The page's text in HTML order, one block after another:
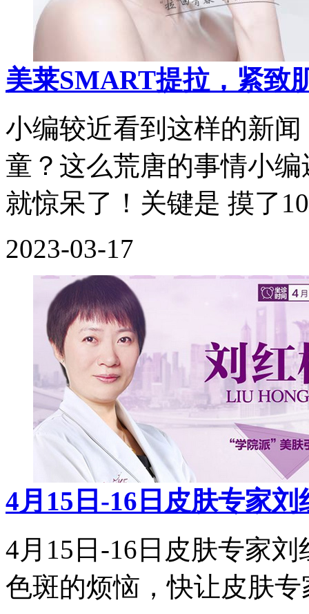
美莱SMART提拉，紧致
小编较近看到这样的新
童？这么荒唐的事情小
就惊呆了！关键是 摸了
2023-03-17
4月15日-16日皮肤专家
4月15日-16日皮肤专家
色斑的烦恼，快让皮肤